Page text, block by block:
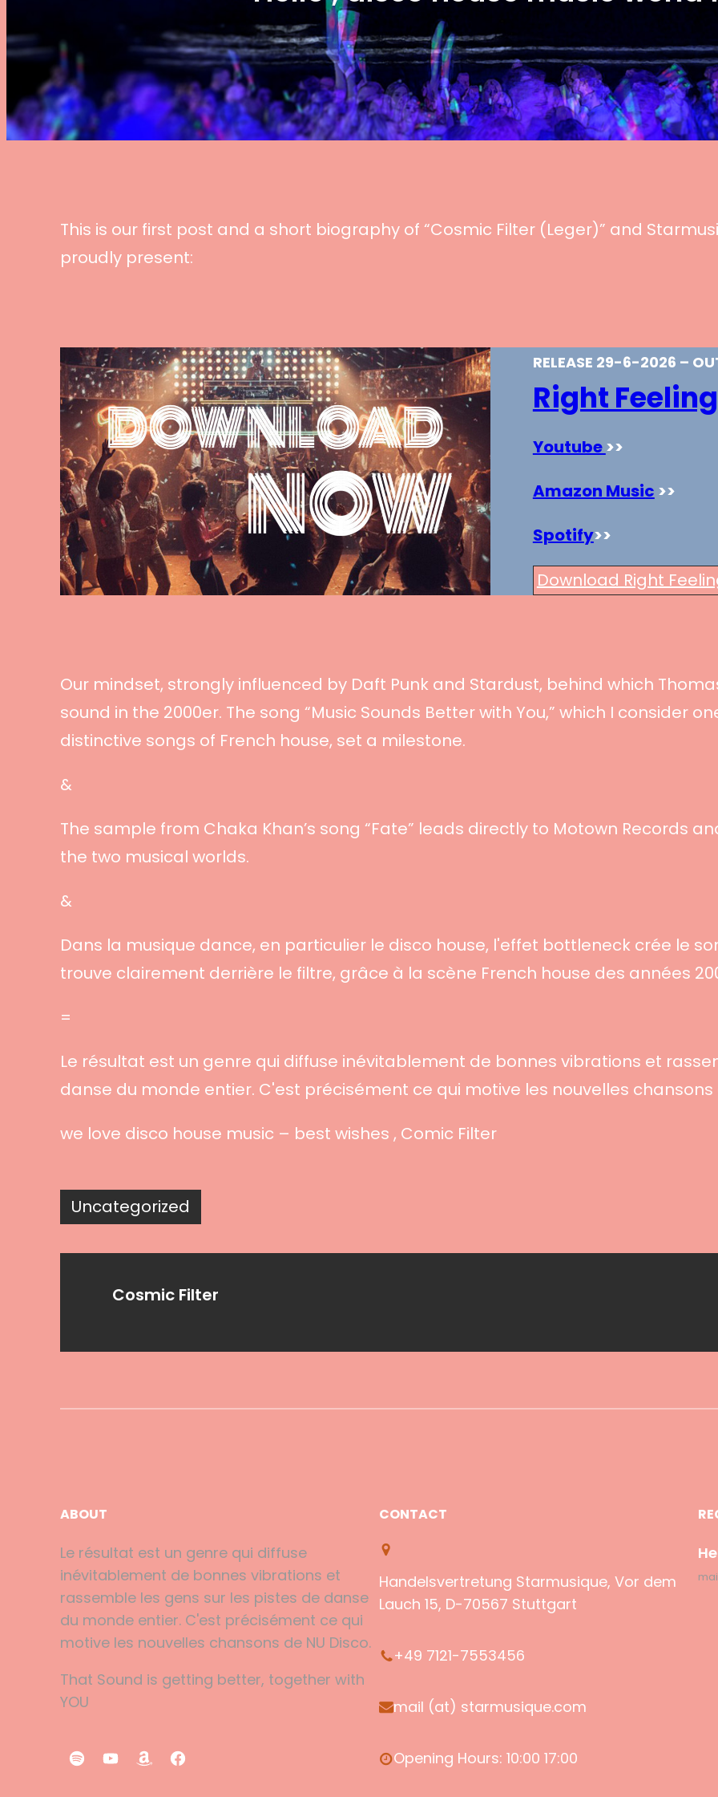
This is our first post and a short biography of “Cosmic Filter (Leger)” and
proudly present:
RELEASE 29-6-2026 –
Right
Youtube>>
Amazon Music >>
Spotify>>
Download Right
Our mindset, strongly influenced by Daft Punk and Stardust, behind which
sound in the 2000er. The song “Music Sounds Better with You,” which I consider
distinctive songs of French house, set a milestone.
&
The sample from Chaka Khan’s song “Fate” leads directly to Motown Records
the two musical worlds.
&
Dans la musique dance, en particulier le disco house, l'effet bottleneck crée le
trouve clairement derrière le filtre, grâce à la scène French house des années
=
Le résultat est un genre qui diffuse inévitablement de bonnes vibrations et
danse du monde entier. C'est précisément ce qui motive les nouvelles chansons
we love disco house music – best wishes , Comic Filter
Uncategorized
Cosmic Filter
ABOUT
Le résultat est un genre qui diffuse
inévitablement de bonnes vibrations et
rassemble les gens sur les pistes de danse
du monde entier. C'est précisément ce qui
motive les nouvelles chansons de NU Disco.
That Sound is getting better, together with
YOU
S
Y
A
F
CONTACT
Handelsvertretung Starmusique, Vor dem
Lauch 15, D-70567 Stuttgart
+49 7121-7553456
mail (at) starmusique.com
Opening Hours: 10:00 17:00